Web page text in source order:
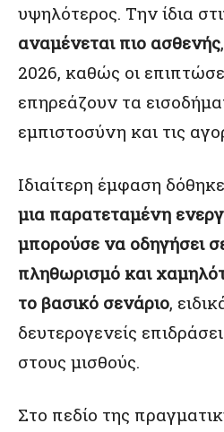
υψηλότερος. Την ίδια
αναμένεται πιο ασθενής
2026, καθώς οι
επηρεάζουν τα
εμπιστοσύνη και τις
Ιδιαίτερη έμφαση
μια παρατεταμένη
μπορούσε να οδηγήσει
πληθωρισμό και
το βασικό σενάριο,
δευτερογενείς
στους μισθούς.
Στο πεδίο της